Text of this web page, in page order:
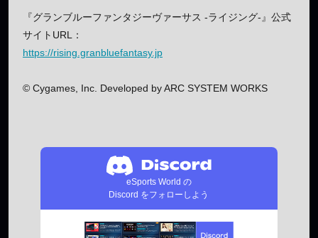
『グランブルーファンタジーヴァーサス -ライジング-』公式
サイトURL：
https://rising.granbluefantasy.jp
© Cygames, Inc. Developed by ARC SYSTEM WORKS
eSports World の
Discord をフォローしよう